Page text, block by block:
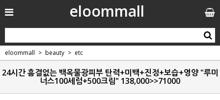
eloommall
eloommall beauty etc
24시간 흠결없는 백옥물광피부 탄력+미백+진정+보습+영양 "루미
너스100세럼+500크림" 138,000>>71000